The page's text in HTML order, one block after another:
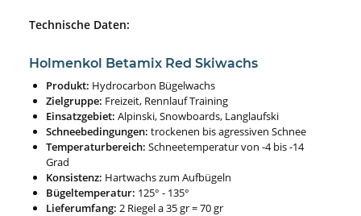
Technische Daten:
Holmenkol Betamix Red Skiwachs
Produkt: Hydrocarbon Bügelwachs
Zielgruppe: Freizeit, Rennlauf Training
Einsatzgebiet: Alpinski, Snowboards, Langlaufski
Schneebedingungen: trockenen bis agressiven Schnee
Temperaturbereich: Schneetemperatur von -4 bis -14
Grad
Konsistenz: Hartwachs zum Aufbügeln
Bügeltemperatur: 125° - 135°
Lieferumfang: 2 Riegel a 35 gr = 70 gr